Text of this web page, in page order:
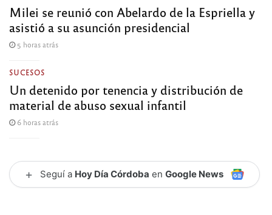
Milei se reunió con Abelardo de la Espriella y
asistió a su asunción presidencial
5 horas atrás
SUCESOS
Un detenido por tenencia y distribución de
material de abuso sexual infantil
6 horas atrás
+ Seguí a Hoy Día Córdoba en Google News